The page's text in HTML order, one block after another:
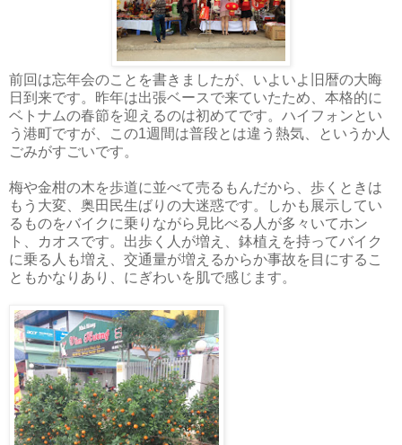
前回は忘年会のことを書きましたが、いよいよ旧暦の大晦
日到来です。昨年は出張ベースで来ていたため、本格的に
ベトナムの春節を迎えるのは初めてです。ハイフォンとい
う港町ですが、この1週間は普段とは違う熱気、というか人
ごみがすごいです。
梅や金柑の木を歩道に並べて売るもんだから、歩くときは
もう大変、奥田民生ばりの大迷惑です。しかも展示してい
るものをバイクに乗りながら見比べる人が多々いてホン
ト、カオスです。出歩く人が増え、鉢植えを持ってバイク
に乗る人も増え、交通量が増えるからか事故を目にするこ
ともかなりあり、にぎわいを肌で感じます。